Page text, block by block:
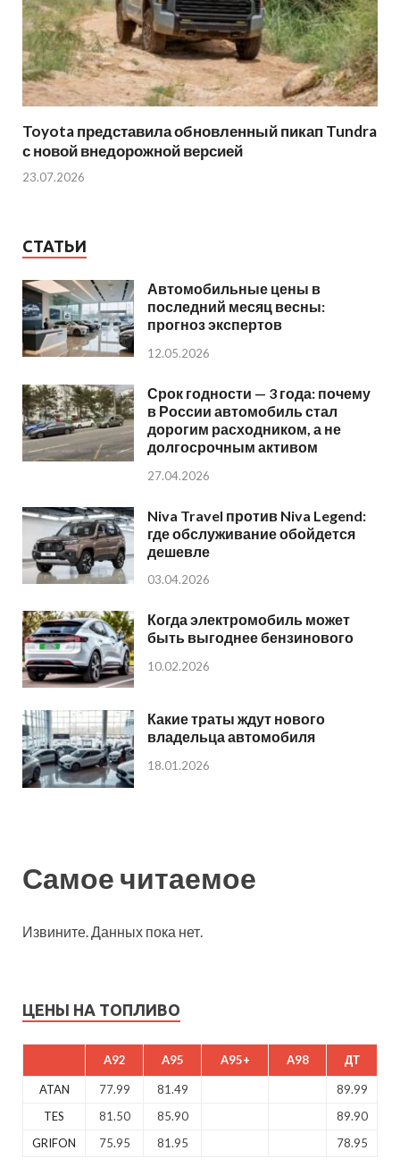
Toyota представила обновленный пикап Tundra
с новой внедорожной версией
23.07.2026
СТАТЬИ
Автомобильные цены в
последний месяц весны:
прогноз экспертов
12.05.2026
Срок годности — 3 года: почему
в России автомобиль стал
дорогим расходником, а не
долгосрочным активом
27.04.2026
Niva Travel против Niva Legend:
где обслуживание обойдется
дешевле
03.04.2026
Когда электромобиль может
быть выгоднее бензинового
10.02.2026
Какие траты ждут нового
владельца автомобиля
18.01.2026
Самое читаемое
Извините. Данных пока нет.
ЦЕНЫ НА ТОПЛИВО
A92 A95 A95+ A98 ДТ
ATAN 77.99 81.49
89.99
TES
81.50 85.90
89.90
GRIFON
75.95 81.95 78.95